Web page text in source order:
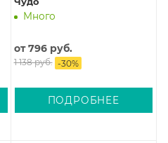
Много
от796 руб.
1 138 руб. -30%
ПОДРОБНЕЕ